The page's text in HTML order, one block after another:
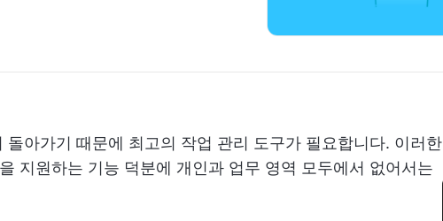
돌아가기 때문에 최고의 작업 관리 도구가 필요합니다. 이러한
지원하는 기능 덕분에 개인과 업무 영역 모두에서 없어서는